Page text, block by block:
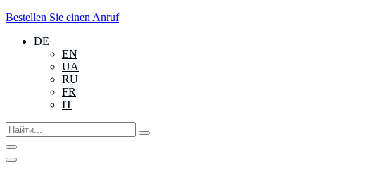
Bestellen Sie einen Anruf
DE
EN
UA
RU
FR
IT